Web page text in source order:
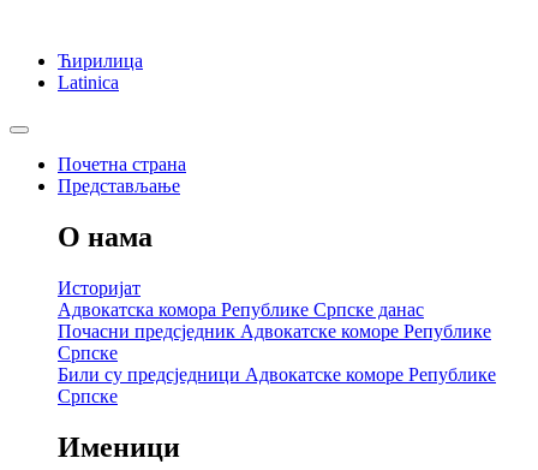
Ћирилица
Latinica
Почетна страна
Представљање
О нама
Историјат
Адвокатска комора Републике Српске данас
Почасни предсједник Адвокатске коморе Републике
Српске
Били су предсједници Адвокатске коморе Републике
Српске
Именици